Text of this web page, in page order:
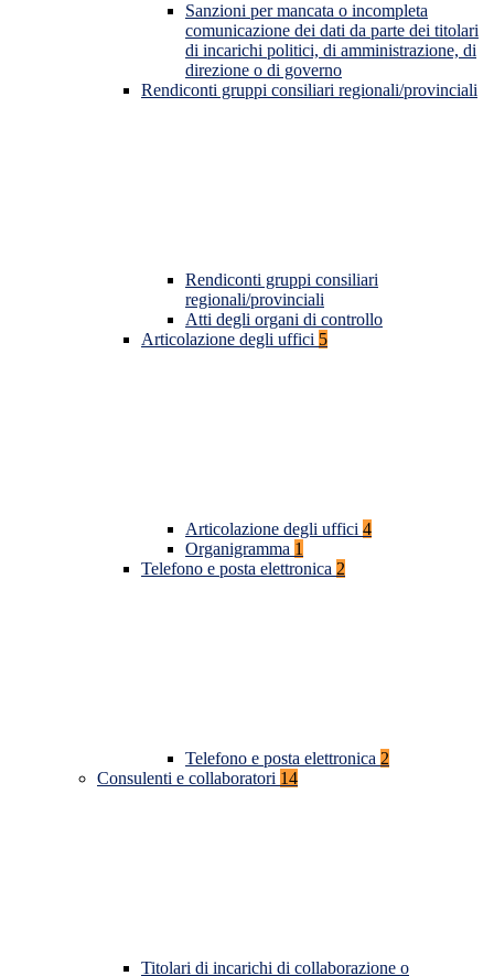
Sanzioni per mancata o incompleta
comunicazione dei dati da parte dei titolari
di incarichi politici, di amministrazione, di
direzione o di governo
Rendiconti gruppi consiliari regionali/provinciali
Rendiconti gruppi consiliari
regionali/provinciali
Atti degli organi di controllo
Articolazione degli uffici 5
Articolazione degli uffici 4
Organigramma 1
Telefono e posta elettronica 2
Telefono e posta elettronica 2
Consulenti e collaboratori 14
Titolari di incarichi di collaborazione o